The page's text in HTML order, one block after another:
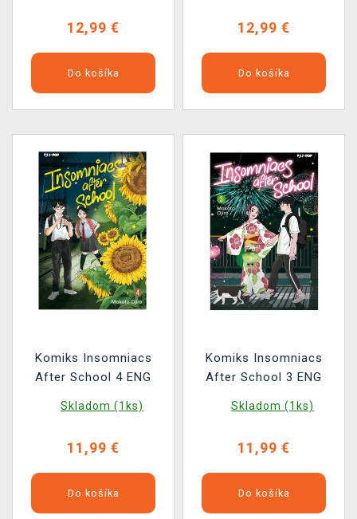
12,99 €
Do košíka
12,99 €
Do košíka
Komiks Insomniacs
After School 4 ENG
Skladom (1ks)
11,99 €
Do košíka
Komiks Insomniacs
After School 3 ENG
Skladom (1ks)
11,99 €
Do košíka